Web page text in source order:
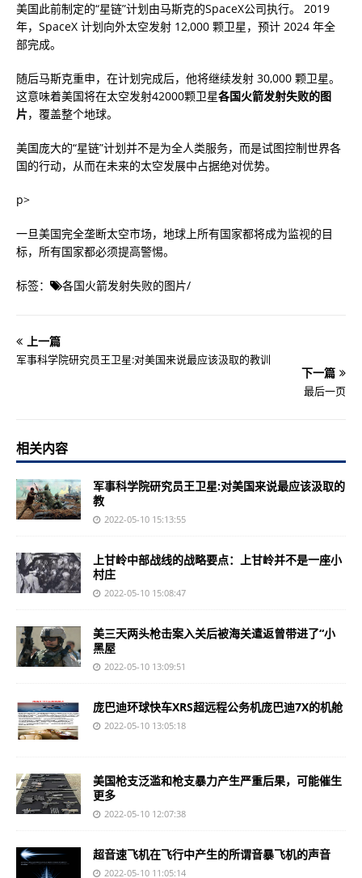
美国此前制定的“星链”计划由马斯克的SpaceX公司执行。 2019
年，SpaceX 计划向外太空发射 12,000 颗卫星，预计 2024 年全
部完成。
随后马斯克重申，在计划完成后，他将继续发射 30,000 颗卫星。
这意味着美国将在太空发射42000颗卫星各国火箭发射失败的图
片，覆盖整个地球。
美国庞大的“星链”计划并不是为全人类服务，而是试图控制世界各
国的行动，从而在未来的太空发展中占据绝对优势。
p>
一旦美国完全垄断太空市场，地球上所有国家都将成为监视的目
标，所有国家都必须提高警惕。
标签： 各国火箭发射失败的图片/
上一篇
军事科学院研究员王卫星:对美国来说最应该汲取的教训
下一篇
最后一页
相关内容
军事科学院研究员王卫星:对美国来说最应该汲取的
教
2022-05-10 15:13:55
上甘岭中部战线的战略要点：上甘岭并不是一座小
村庄
2022-05-10 15:08:47
美三天两头枪击案入关后被海关遣返曾带进了“小
黑屋
2022-05-10 13:09:51
庞巴迪环球快车XRS超远程公务机庞巴迪7X的机舱
2022-05-10 13:05:18
美国枪支泛滥和枪支暴力产生严重后果，可能催生
更多
2022-05-10 12:07:38
超音速飞机在飞行中产生的所谓音暴飞机的声音
2022-05-10 11:05:14